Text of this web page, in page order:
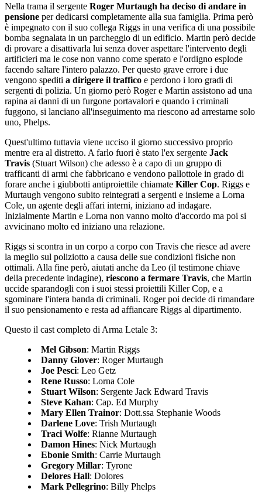
Nella trama il sergente Roger Murtaugh ha deciso di andare in
pensione per dedicarsi completamente alla sua famiglia. Prima però
è impegnato con il suo collega Riggs in una verifica di una possibile
bomba segnalata in un parcheggio di un edificio. Martin però decide
di provare a disattivarla lui senza dover aspettare l'intervento degli
artificieri ma le cose non vanno come sperato e l'ordigno esplode
facendo saltare l'intero palazzo. Per questo grave errore i due
vengono spediti a dirigere il traffico e perdono i loro gradi di
sergenti di polizia. Un giorno però Roger e Martin assistono ad una
rapina ai danni di un furgone portavalori e quando i criminali
fuggono, si lanciano all'inseguimento ma riescono ad arrestarne solo
uno, Phelps.
Quest'ultimo tuttavia viene ucciso il giorno successivo proprio
mentre era al distretto. A farlo fuori è stato l'ex sergente Jack
Travis (Stuart Wilson) che adesso è a capo di un gruppo di
trafficanti di armi che fabbricano e vendono pallottole in grado di
forare anche i giubbotti antiproiettile chiamate Killer Cop. Riggs e
Murtaugh vengono subito reintegrati a sergenti e insieme a Lorna
Cole, un agente degli affari interni, iniziano ad indagare.
Inizialmente Martin e Lorna non vanno molto d'accordo ma poi si
avvicinano molto ed iniziano una relazione.
Riggs si scontra in un corpo a corpo con Travis che riesce ad avere
la meglio sul poliziotto a causa delle sue condizioni fisiche non
ottimali. Alla fine però, aiutati anche da Leo (il testimone chiave
della precedente indagine), riescono a fermare Travis, che Martin
uccide sparandogli con i suoi stessi proiettili Killer Cop, e a
sgominare l'intera banda di criminali. Roger poi decide di rimandare
il suo pensionamento e resta ad affiancare Riggs al dipartimento.
Questo il cast completo di Arma Letale 3:
Mel Gibson: Martin Riggs
Danny Glover: Roger Murtaugh
Joe Pesci: Leo Getz
Rene Russo: Lorna Cole
Stuart Wilson: Sergente Jack Edward Travis
Steve Kahan: Cap. Ed Murphy
Mary Ellen Trainor: Dott.ssa Stephanie Woods
Darlene Love: Trish Murtaugh
Traci Wolfe: Rianne Murtaugh
Damon Hines: Nick Murtaugh
Ebonie Smith: Carrie Murtaugh
Gregory Millar: Tyrone
Delores Hall: Dolores
Mark Pellegrino: Billy Phelps